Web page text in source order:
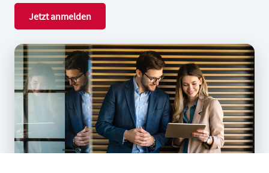
Jetzt anmelden